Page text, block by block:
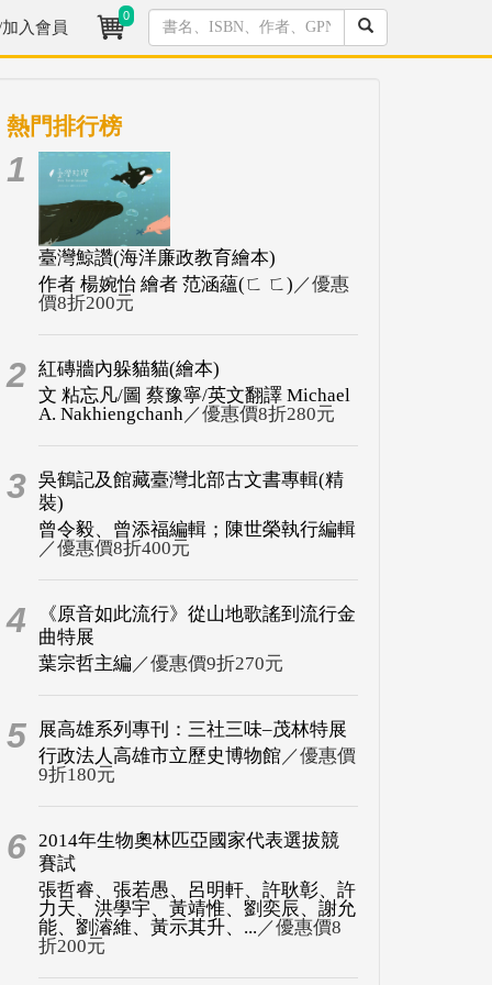
入會員
0
熱門排行榜
1
臺灣鯨讚(海洋廉政教育繪本)
作者 楊婉怡 繪者 范涵蘊(ㄈ ㄈ) ／優惠
價8折200元
2 紅磚牆內躲貓貓(繪本)
文 粘忘凡/圖 蔡豫寧/英文翻譯 Michael
A. Nakhiengchanh／優惠價8折280元
3 吳鶴記及館藏臺灣北部古文書專輯(精
裝)
曾令毅、曾添福編輯；陳世榮執行編輯
／優惠價8折400元
4
《原音如此流行》從山地歌謠到流行金
曲特展
葉宗哲主編 ／優惠價9折270元
5
展高雄系列專刊：三社三味–茂林特展
行政法人高雄市立歷史博物館／優惠價
9折180元
6 2014年生物奧林匹亞國家代表選拔競
賽試
張哲睿、張若愚、呂明軒、許耿彰、許
力天、洪學宇、黃靖惟、劉奕辰、謝允
能、劉濬維、黃示其升、... ／優惠價8
折200元